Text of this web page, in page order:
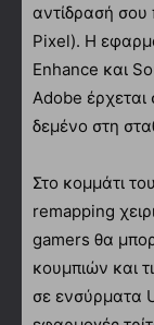
αντίδρασή σου
Pixel). Η
Enhance και
Adobe έρχεται
δεμένο στη
Στο κομμάτι
remapping
gamers θα
κουμπιών και
σε ενσύρματα